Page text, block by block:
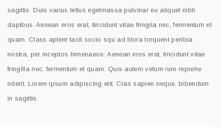
sagittis. Duis varius tellus egetmassa pulvinar eu aliquet nibh
dapibus. Aenean eros erat, tincidunt vitae fringila nec, fermentum et
quam. Class aptent tacit socio squ ad litora torquent peribia
nostra, per inceptos himenaeos. Aenean eros erat, tincidunt vitae
fringilla nec, fermentum et quam. Quis autem velum iure reprehe
nderit. Lorem ipsum adipiscing elit. Cras sapien neque, bibendum
in sagittis.